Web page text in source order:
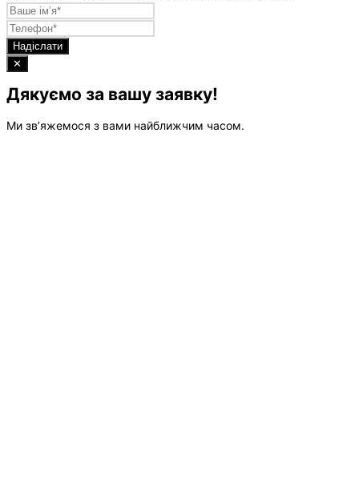
Надіслати
✕
Дякуємо за вашу заявку!
Ми зв’яжемося з вами найближчим часом.